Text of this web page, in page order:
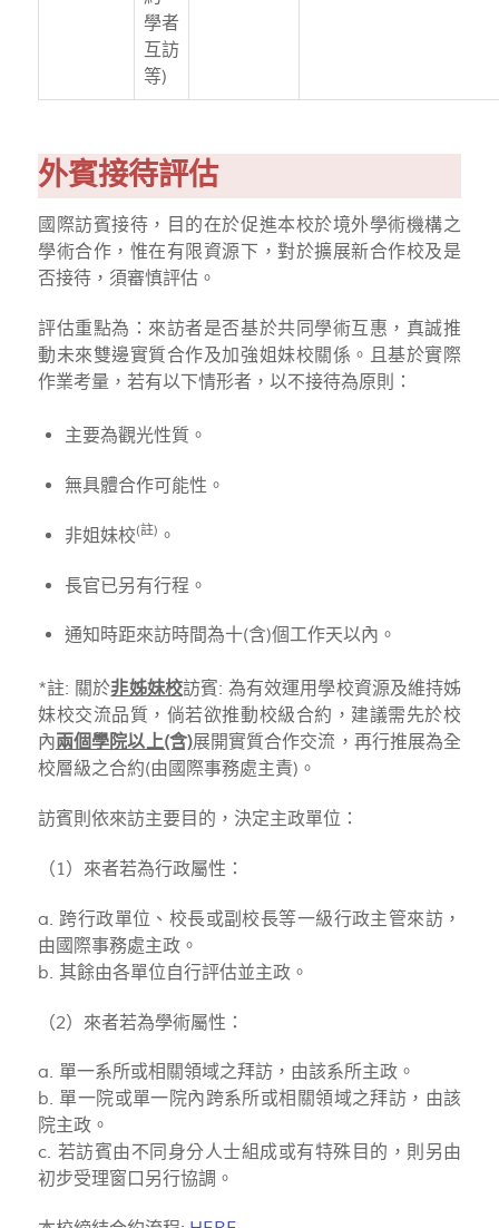
學者
互訪
等)
外賓接待評估
國際訪賓接待，目的在於促進本校於境外學術機構之
學術合作，惟在有限資源下，對於擴展新合作校及是
否接待，須審慎評估。
評估重點為：來訪者是否基於共同學術互惠，真誠推
動未來雙邊實質合作及加強姐妹校關係。且基於實際
作業考量，若有以下情形者，以不接待為原則：
主要為觀光性質。
無具體合作可能性。
非姐妹校(註) 。
長官已另有行程。
通知時距來訪時間為十(含)個工作天以內。
*註: 關於非姊妹校訪賓: 為有效運用學校資源及維持姊
妹校交流品質，倘若欲推動校級合約，建議需先於校
內兩個學院以上(含)展開實質合作交流，再行推展為全
校層級之合約(由國際事務處主責)。
訪賓則依來訪主要目的，決定主政單位：
（1）來者若為行政屬性：
a. 跨行政單位、校長或副校長等一級行政主管來訪，
由國際事務處主政。
b. 其餘由各單位自行評估並主政。
（2）來者若為學術屬性：
a. 單一系所或相關領域之拜訪，由該系所主政。
b. 單一院或單一院內跨系所或相關領域之拜訪，由該
院主政。
c. 若訪賓由不同身分人士組成或有特殊目的，則另由
初步受理窗口另行協調。